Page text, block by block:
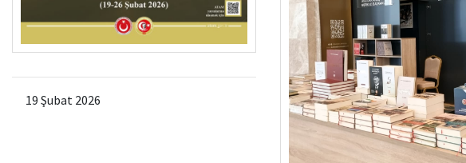
19 Şubat 2026